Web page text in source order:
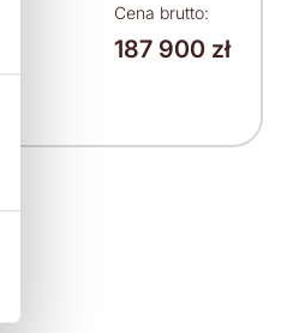
Cena brutto:
187 900 zł